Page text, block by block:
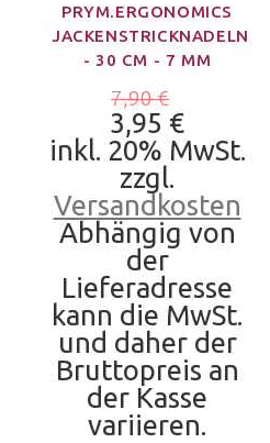
PRYM.ERGONOMICS
JACKENSTRICKNADELN
- 30 CM - 7 MM
7,90 €
3,95 €
inkl. 20% MwSt.
zzgl.
Versandkosten
Abhängig von
der
Lieferadresse
kann die MwSt.
und daher der
Bruttopreis an
der Kasse
variieren.